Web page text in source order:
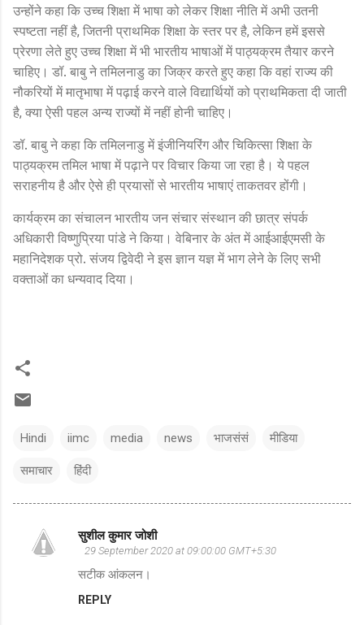
उन्होंने कहा कि उच्च शिक्षा में भाषा को लेकर शिक्षा नीति में अभी उतनी
स्पष्टता नहीं है, जितनी प्राथमिक शिक्षा के स्तर पर है, लेकिन हमें इससे
प्रेरणा लेते हुए उच्च शिक्षा में भी भारतीय भाषाओं में पाठ्यक्रम तैयार करने
चाहिए। डॉ. बाबु ने तमिलनाडु का जिक्र करते हुए कहा कि वहां राज्य की
नौकरियों में मातृभाषा में पढ़ाई करने वाले विद्यार्थियों को प्राथमिकता दी जाती
है, क्या ऐसी पहल अन्य राज्यों में नहीं होनी चाहिए।
डॉ. बाबु ने कहा कि तमिलनाडु में इंजीनियरिंग और चिकित्सा शिक्षा के
पाठ्यक्रम तमिल भाषा में पढ़ाने पर विचार किया जा रहा है। ये पहल
सराहनीय है और ऐसे ही प्रयासों से भारतीय भाषाएं ताकतवर होंगी।
कार्यक्रम का संचालन भारतीय जन संचार संस्थान की छात्र संपर्क
अधिकारी विष्णुप्रिया पांडे ने किया। वेबिनार के अंत में आईआईएमसी के
महानिदेशक प्रो. संजय द्विवेदी ने इस ज्ञान यज्ञ में भाग लेने के लिए सभी
वक्ताओं का धन्यवाद दिया।
Hindi iimc media news भाजसंसं मीडिया
समाचार हिंदी
C
सुशील कुमार जोशी
29 September 2020 at 09:00:00 GMT+5:30
सटीक आंकलन।
REPLY